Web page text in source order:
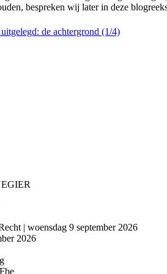
bespreken wij later in deze
de achtergrond (1/4)